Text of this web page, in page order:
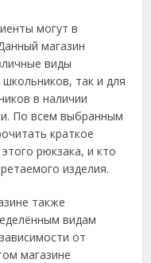
могут в
магазин
виды
так и для
в наличии
По всем выбранным
краткое
рюкзака, и кто
изделия.
также
видам
от
магазине